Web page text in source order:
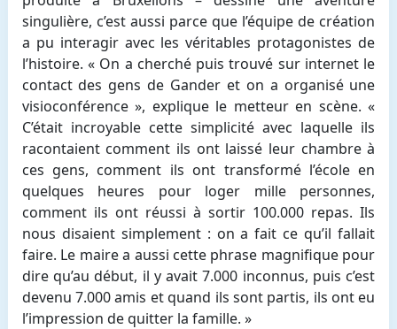
singulière, c’est aussi parce que l’équipe de création
a pu interagir avec les véritables protagonistes de
l’histoire. « On a cherché puis trouvé sur internet le
contact des gens de Gander et on a organisé une
visioconférence », explique le metteur en scène. «
C’était incroyable cette simplicité avec laquelle ils
racontaient comment ils ont laissé leur chambre à
ces gens, comment ils ont transformé l’école en
quelques heures pour loger mille personnes,
comment ils ont réussi à sortir 100.000 repas. Ils
nous disaient simplement : on a fait ce qu’il fallait
faire. Le maire a aussi cette phrase magnifique pour
dire qu’au début, il y avait 7.000 inconnus, puis c’est
devenu 7.000 amis et quand ils sont partis, ils ont eu
l’impression de quitter la famille. »